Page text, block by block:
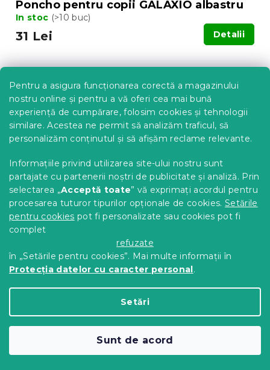
Pentru a asigura funcționarea corectă a magazinului
nostru online și pentru a vă oferi cea mai bună
experiență de cumpărare, folosim cookies și tehnologii
similare. Acestea ne permit să analizăm traficul, să
personalizăm conținutul și să afișăm reclame relevante.
Informațiile privind utilizarea site-ului nostru sunt
partajate cu partenerii noștri de publicitate și analiză. Prin
selectarea „Acceptă toate” vă exprimați acordul pentru
procesarea tuturor tipurilor opționale de cookies. Setările
pentru cookies pot fi personalizate sau cookies pot fi
complet
refuzate
în „Setările pentru cookies”. Mai multe informații în
Protecția datelor cu caracter personal.
Setări
Sunt de acord
Poncho pentru copii GALAXIO albastru
In stoc (>10 buc)
31 Lei Detalii
Poncho pentru copii INDIGO albastru
In stoc(>10 buc)